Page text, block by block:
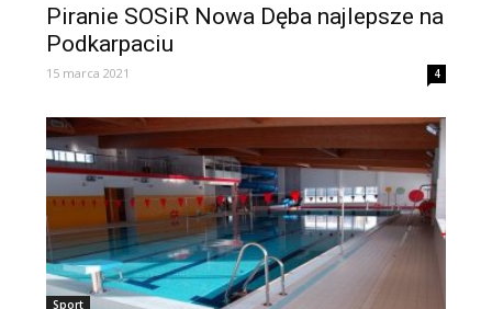
Piranie SOSiR Nowa Dęba najlepsze na
Podkarpaciu
15 marca 2021 4
Sport